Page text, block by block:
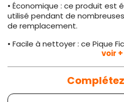
• Économique : ce produit
utilisé pendant de
de remplacement.
• Facile à nettoyer : ce Pique
et peut être facilement placé
comptoir.
voir +